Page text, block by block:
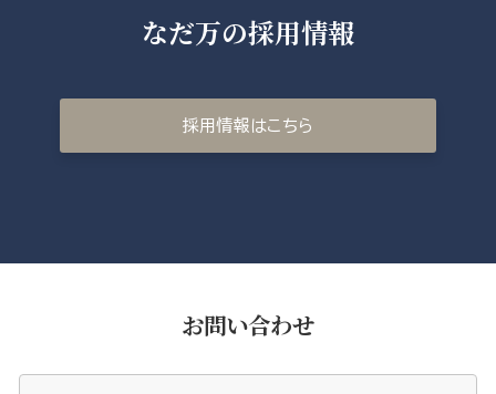
なだ万の採用情報
採用情報はこちら
お問い合わせ